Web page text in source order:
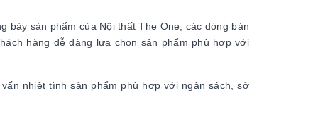
bày sản phẩm của Nội thất The One, các dòng bán
hàng dễ dàng lựa chọn sản phẩm phù hợp với
nhiệt tình sản phẩm phù hợp với ngân sách, sở